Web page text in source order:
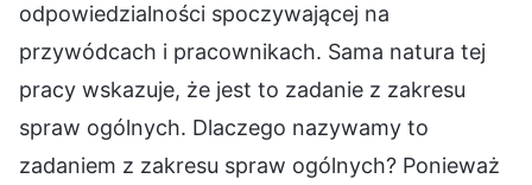
odpowiedzialności spoczywającej na
przywódcach i pracownikach. Sama natura tej
pracy wskazuje, że jest to zadanie z zakresu
spraw ogólnych. Dlaczego nazywamy to
zadaniem z zakresu spraw ogólnych? Ponieważ